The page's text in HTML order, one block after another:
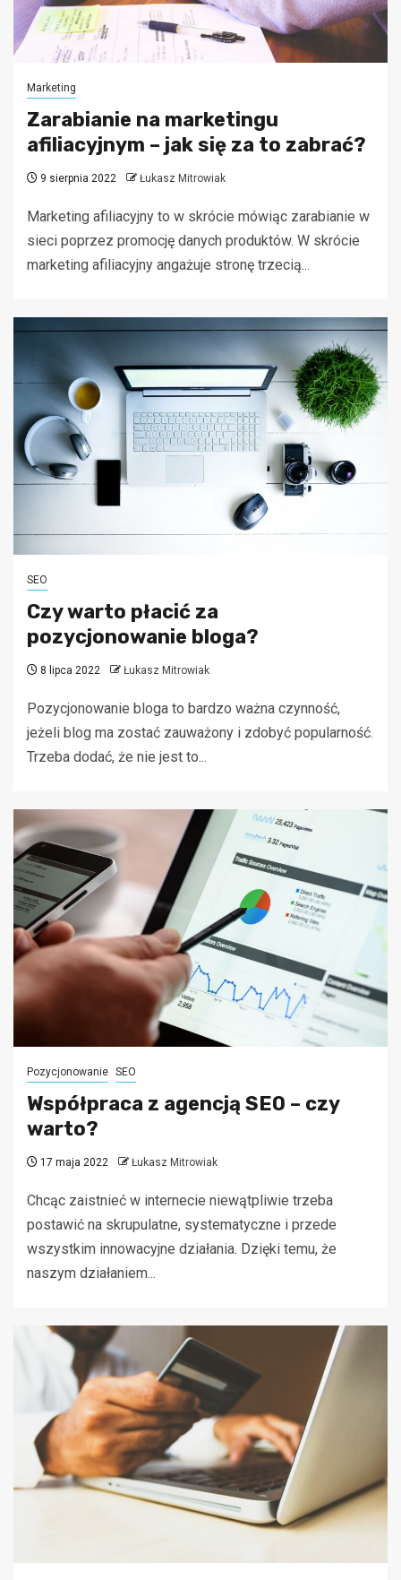
Marketing
Zarabianie na marketingu
afiliacyjnym – jak się za to zabrać?
9 sierpnia 2022 Łukasz Mitrowiak
Marketing afiliacyjny to w skrócie mówiąc zarabianie w
sieci poprzez promocję danych produktów. W skrócie
marketing afiliacyjny angażuje stronę trzecią...
SEO
Czy warto płacić za
pozycjonowanie bloga?
8 lipca 2022 Łukasz Mitrowiak
Pozycjonowanie bloga to bardzo ważna czynność,
jeżeli blog ma zostać zauważony i zdobyć popularność.
Trzeba dodać, że nie jest to...
Pozycjonowanie SEO
Współpraca z agencją SEO – czy
warto?
17 maja 2022 Łukasz Mitrowiak
Chcąc zaistnieć w internecie niewątpliwie trzeba
postawić na skrupulatne, systematyczne i przede
wszystkim innowacyjne działania. Dzięki temu, że
naszym działaniem...